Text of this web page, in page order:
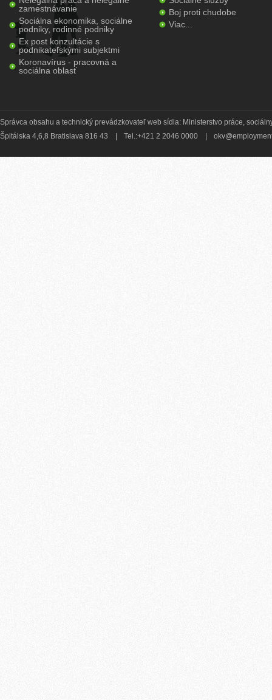
zamestnávanie
Sociálna ekonomika, sociálne
podniky, rodinné podniky
Ex post konzultácie s
podnikateľskými subjektmi
Koronavírus - pracovná a
sociálna oblasť
Boj proti chudobe
Viac...
Správca obsahu a technický prevádzkovateľ web sídla: Ministerstvo práce,
Špitálska 4,6,8 Bratislava 816 43
Tel.:+421 2 2046 0000